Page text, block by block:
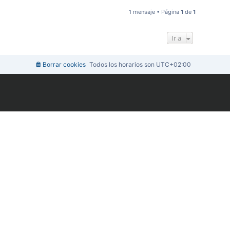
r
i
1 mensaje • Página 1 de 1
Ir a
Todos los horarios son UTC+02:00
Borrar cookies